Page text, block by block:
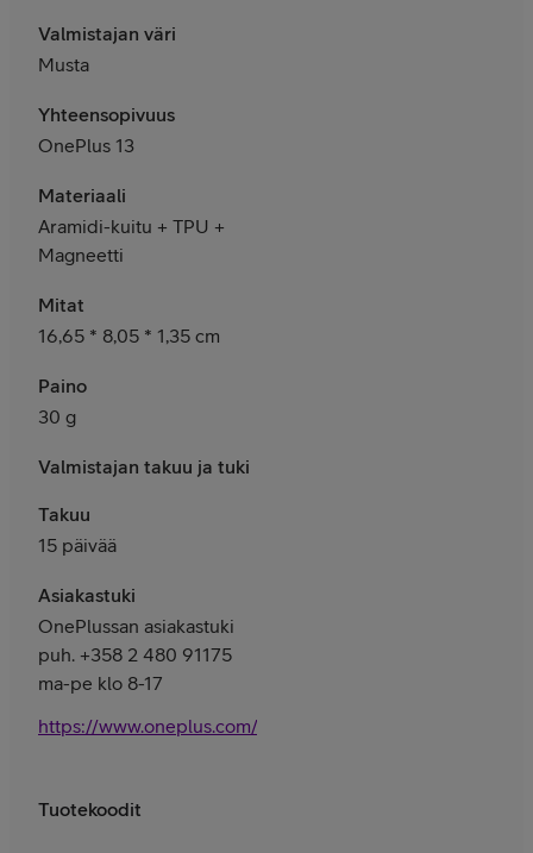
Valmistajan väri
Musta
Yhteensopivuus
OnePlus 13
Materiaali
Aramidi-kuitu + TPU +
Magneetti
Mitat
16,65 * 8,05 * 1,35 cm
Paino
30 g
Valmistajan takuu ja tuki
Takuu
15 päivää
Asiakastuki
OnePlussan asiakastuki
puh. +358 2 480 91175
ma-pe klo 8-17
https://www.oneplus.com/fi/support
Tuotekoodit